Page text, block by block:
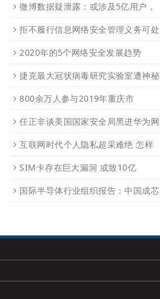
微博数据疑泄露：或涉及5亿用户，
拒不履行信息网络安全管理义务可处
2020年的5个网络安全发展趋势
捷克最大冠状病毒研究实验室遭神秘
800余万人参与2019年重庆市
任正非谈美国国家安全局黑进华为网
互联网时代个人隐私超采难绝 怎样
SIM卡存在巨大漏洞 或致10亿
国际半导体行业组织报告：中国成芯